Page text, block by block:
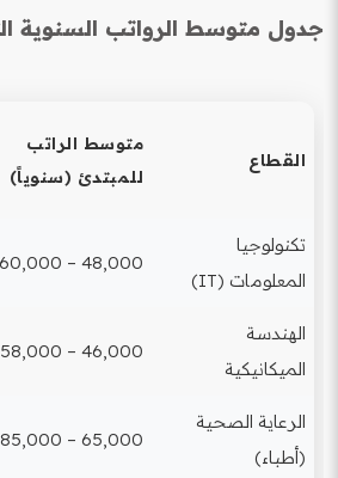
جدول متوسط الرواتب السنوية
القطاع
متوسط الراتب
للمبتدئ (سنوياً)
تكنولوجيا
المعلومات (IT)
48,000 – 60,000
الهندسة
الميكانيكية
46,000 – 58,000
الرعاية الصحية
(أطباء)
65,000 – 85,000